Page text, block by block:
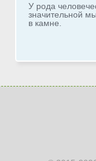
У рода
значительной
в камне.